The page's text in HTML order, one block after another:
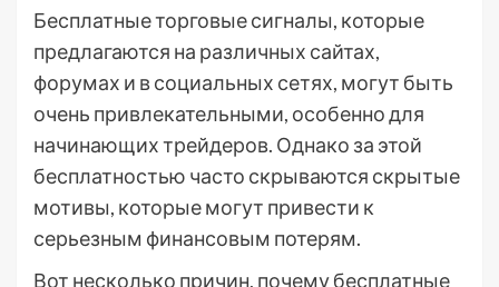
Бесплатные торговые сигналы, которые
предлагаются на различных сайтах,
форумах и в социальных сетях, могут быть
очень привлекательными, особенно для
начинающих трейдеров. Однако за этой
бесплатностью часто скрываются скрытые
мотивы, которые могут привести к
серьезным финансовым потерям.
Вот несколько причин, почему бесплатные